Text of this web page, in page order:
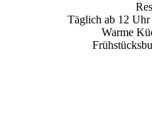
Täglich ab 12
Warme